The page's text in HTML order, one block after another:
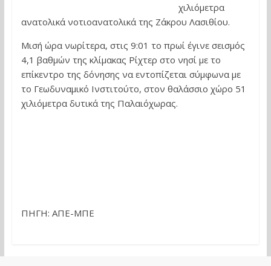
χιλιόμετρα
ανατολικά νοτιοανατολικά της Ζάκρου Λασιθίου.
Μισή ώρα νωρίτερα, στις 9:01 το πρωί έγινε σεισμός
4,1 βαθμών της κλίμακας Ρίχτερ στο νησί με το
επίκεντρο της δόνησης να εντοπίζεται σύμφωνα με
το Γεωδυναμικό Ινστιτούτο, στον θαλάσσιο χώρο 51
χιλιόμετρα δυτικά της Παλαιόχωρας.
ΠΗΓΗ: ΑΠΕ-ΜΠΕ